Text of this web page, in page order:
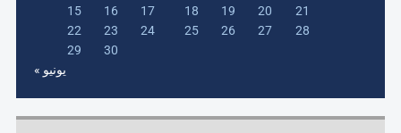
15
16 17 18 19 20
21
22
23 24 25 26 27
28
29
30
« يونيو